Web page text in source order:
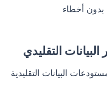
بدون أخطاء
البيانات التقليدية